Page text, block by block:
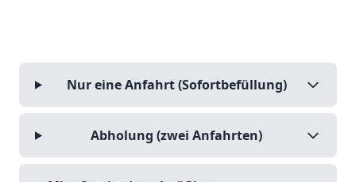
Nur eine Anfahrt (Sofortbefüllung)
Abholung (zwei Anfahrten)